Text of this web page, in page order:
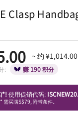
Clasp
~ 约 ¥1,014.00
: 赚 190 积分
*! 使用促销代码: ISCNEW20.
* 需买满S$79, 附带条件。